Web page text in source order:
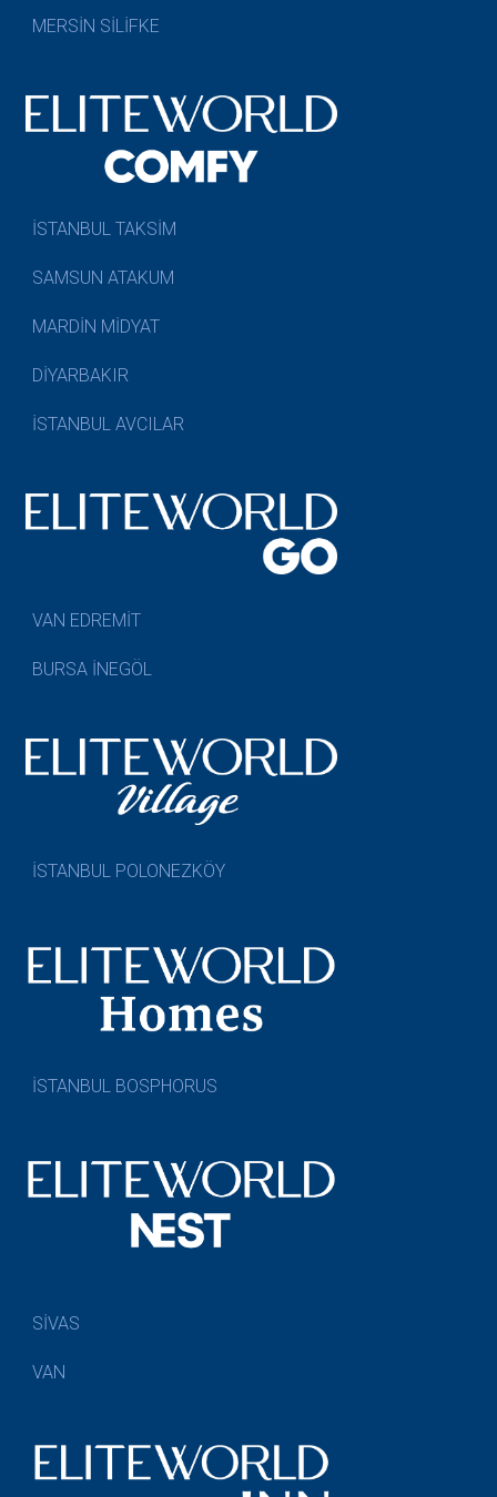
MERSİN SİLİFKE
İSTANBUL TAKSİM
SAMSUN ATAKUM
MARDİN MİDYAT
DİYARBAKIR
İSTANBUL AVCILAR
VAN EDREMİT
BURSA İNEGÖL
İSTANBUL POLONEZKÖY
İSTANBUL BOSPHORUS
SİVAS
VAN